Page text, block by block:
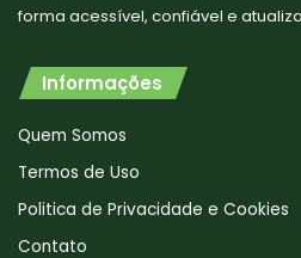
forma acessível, confiável e
Informações
Quem Somos
Termos de Uso
Politica de Privacidade e Cookies
Contato